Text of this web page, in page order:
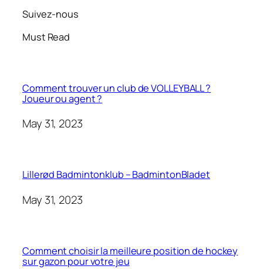
Suivez-nous
Must Read
Comment trouver un club de VOLLEYBALL ?
Joueur ou agent ?
May 31, 2023
Lillerød Badmintonklub – BadmintonBladet
May 31, 2023
Comment choisir la meilleure position de hockey
sur gazon pour votre jeu